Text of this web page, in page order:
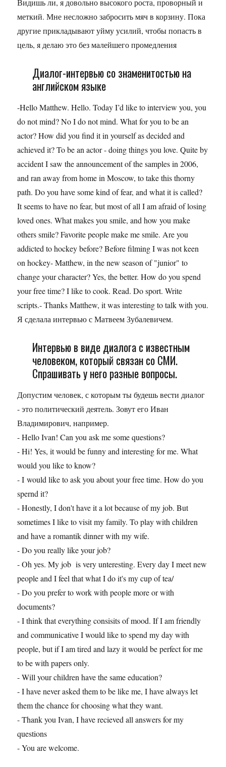
Видишь ли, я довольно высокого роста, проворный и
меткий. Мне несложно забросить мяч в корзину. Пока
другие прикладывают уйму усилий, чтобы попасть в
цель, я делаю это без малейшего промедления
Диалог-интервью со знаменитостью на
английском языке
-Hello Matthew. Hello. Today I’d like to interview you, you
do not mind? No I do not mind. What for you to be an
actor? How did you find it in yourself as decided and
achieved it? To be an actor - doing things you love. Quite by
accident I saw the announcement of the samples in 2006,
and ran away from home in Moscow, to take this thorny
path. Do you have some kind of fear, and what it is called?
It seems to have no fear, but most of all I am afraid of losing
loved ones. What makes you smile, and how you make
others smile? Favorite people make me smile. Are you
addicted to hockey before? Before filming I was not keen
on hockey- Matthew, in the new season of "junior" to
change your character? Yes, the better. How do you spend
your free time? I like to cook. Read. Do sport. Write
scripts.- Thanks Matthew, it was interesting to talk with you.
Я сделала интервью с Матвеем Зубалевичем.
Интервью в виде диалога с известным
человеком, который связан со СМИ.
Спрашивать у него разные вопросы.
Допустим человек, с которым ты будешь вести диалог
- это политический деятель. Зовут его Иван
Владимирович, например.
- Hello Ivan! Can you ask me some questions?
- Hi! Yes, it would be funny and interesting for me. What
would you like to know?
- I would like to ask you about your free time. How do you
spernd it?
- Honestly, I don't have it a lot because of my job. But
sometimes I like to visit my family. To play with children
and have a romantik dinner with my wife.
- Do you really like your job?
- Oh yes. My job is very unteresting. Every day I meet new
people and I feel that what I do it's my cup of tea/
- Do you prefer to work with people more or with
documents?
- I think that everything consisits of mood. If I am friendly
and communicative I would like to spend my day with
people, but if I am tired and lazy it would be perfect for me
to be with papers only.
- Will your children have the same education?
- I have never asked them to be like me, I have always let
them the chance for choosing what they want.
- Thank you Ivan, I have recieved all answers for my
questions
- You are welcome.